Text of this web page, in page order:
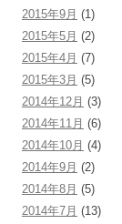
2015年9月 (1)
2015年5月 (2)
2015年4月 (7)
2015年3月 (5)
2014年12月 (3)
2014年11月 (6)
2014年10月 (4)
2014年9月 (2)
2014年8月 (5)
2014年7月 (13)